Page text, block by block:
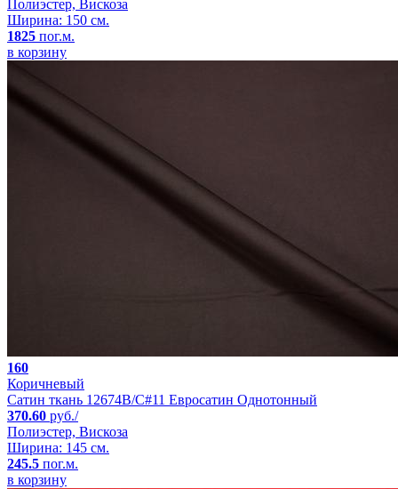
Полиэстер, Вискоза
Ширина: 150 см.
1825 пог.м.
в корзину
160
Коричневый
Сатин ткань 12674B/C#11 Евросатин Однотонный
370.60 руб./
Полиэстер, Вискоза
Ширина: 145 см.
245.5 пог.м.
в корзину